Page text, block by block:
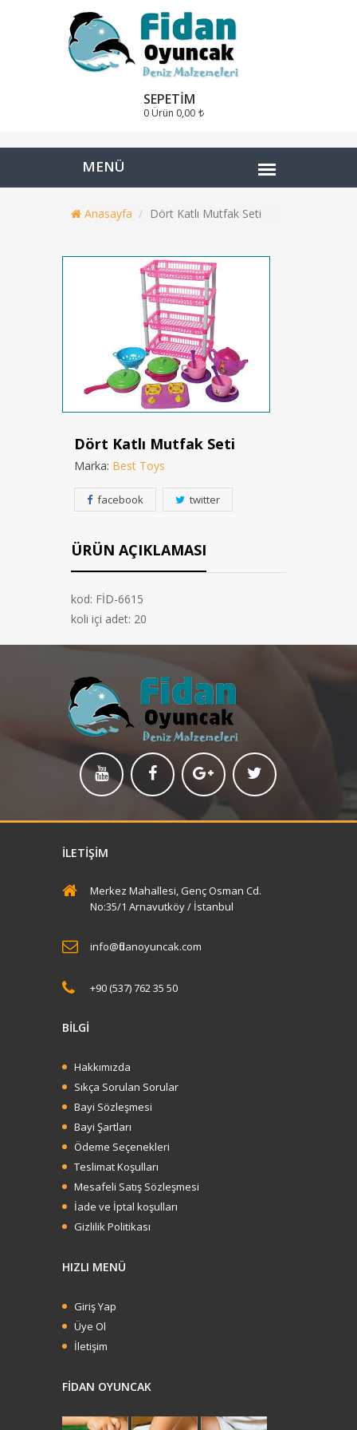
SEPETIM
0 Ürün 0,00
Anasayfa Dört Katlı Mutfak Seti
Dört Katlı Mutfak Seti
Marka: Best Toys
facebook twitter
ÜRÜN AÇIKLAMASI
kod: FİD-6615
koli içi adet: 20
İLETIŞIM
Merkez Mahallesi, Genç Osman Cd.
No:35/1 Arnavutköy / İstanbul
info@fidanoyuncak.com
+90 (537) 762 35 50
BİLGİ
Hakkımızda
Sıkça Sorulan Sorular
Bayi Sözleşmesi
Bayi Şartları
Ödeme Seçenekleri
Teslimat Koşulları
Mesafeli Satış Sözleşmesi
İade ve İptal koşulları
Gizlilik Politikası
HIZLI MENÜ
Giriş Yap
Üye Ol
İletişim
FİDAN OYUNCAK